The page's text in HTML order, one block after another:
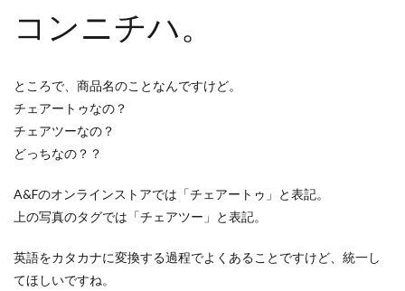
コンニチハ。
ところで、商品名のことなんですけど。
チェアートゥなの？
チェアツーなの？
どっちなの？？
A&Fのオンラインストアでは「チェアートゥ」と表記。
上の写真のタグでは「チェアツー」と表記。
英語をカタカナに変換する過程でよくあることですけど、統一し
てほしいですね。